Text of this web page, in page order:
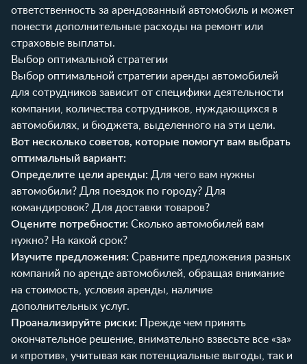
ответственность за арендованный автомобиль и может
понести дополнительные расходы на ремонт или
страховые выплаты.
Выбор оптимальной стратегии
Выбор оптимальной стратегии аренды автомобилей
для сотрудников зависит от специфики деятельности
компании, количества сотрудников, нуждающихся в
автомобилях, и бюджета, выделенного на эти цели.
Вот несколько советов, которые помогут вам выбрать
оптимальный вариант:
Определите цели аренды: Для чего вам нужны
автомобили? Для поездок по городу? Для
командировок? Для доставки товаров?
Оцените потребности: Сколько автомобилей вам
нужно? На какой срок?
Изучите предложения: Сравните предложения разных
компаний по аренде автомобилей, обращая внимание
на стоимость, условия аренды, наличие
дополнительных услуг.
Проанализируйте риски: Прежде чем принять
окончательное решение, внимательно взвесьте все «за»
и «против», учитывая как потенциальные выгоды, так и